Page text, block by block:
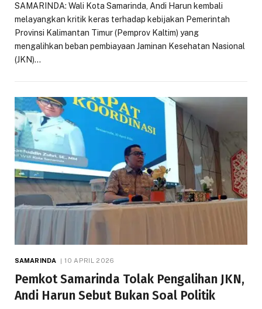
SAMARINDA: Wali Kota Samarinda, Andi Harun kembali
melayangkan kritik keras terhadap kebijakan Pemerintah
Provinsi Kalimantan Timur (Pemprov Kaltim) yang
mengalihkan beban pembiayaan Jaminan Kesehatan Nasional
(JKN)…
SAMARINDA 10 APRIL 2026
Pemkot Samarinda Tolak Pengalihan JKN,
Andi Harun Sebut Bukan Soal Politik